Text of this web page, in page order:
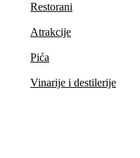
Restorani
Atrakcije
Pića
Vinarije i destilerije